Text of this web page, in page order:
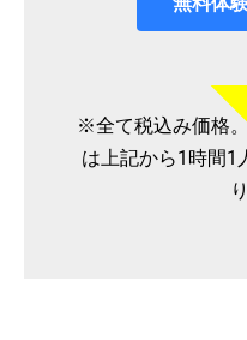
※全て税込み価格
は上記から1時間1